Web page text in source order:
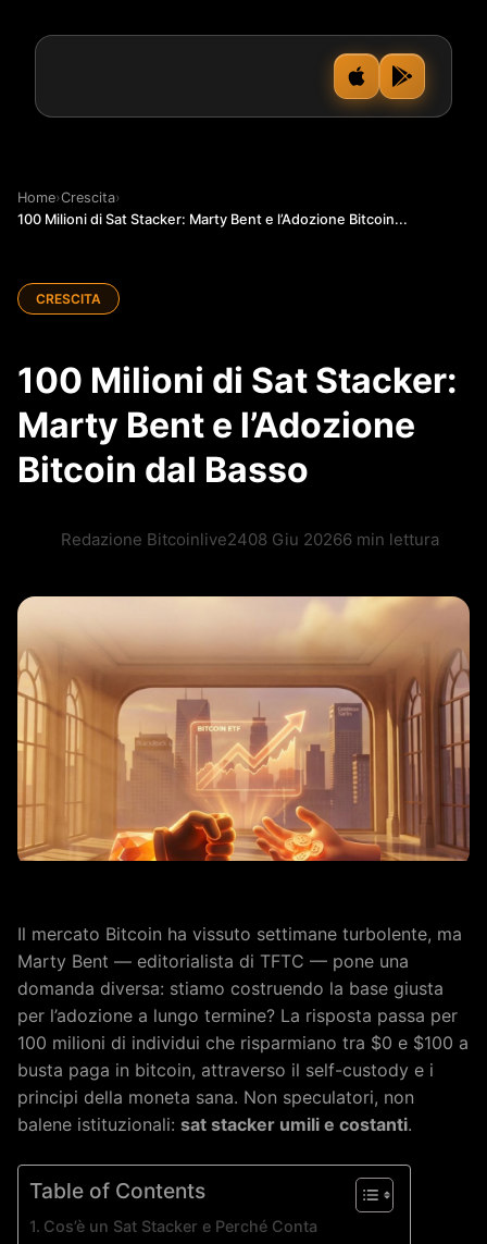
Home›Crescita›
100 Milioni di Sat Stacker: Marty Bent e l’Adozione Bitcoin...
CRESCITA
100 Milioni di Sat Stacker:
Marty Bent e l’Adozione
Bitcoin dal Basso
Redazione Bitcoinlive2408 Giu 20266 min lettura
Il mercato Bitcoin ha vissuto settimane turbolente, ma
Marty Bent — editorialista di TFTC — pone una
domanda diversa: stiamo costruendo la base giusta
per l’adozione a lungo termine? La risposta passa per
100 milioni di individui che risparmiano tra $0 e $100 a
busta paga in bitcoin, attraverso il self-custody e i
principi della moneta sana. Non speculatori, non
balene istituzionali: sat stacker umili e costanti.
Table of Contents
Cos’è un Sat Stacker e Perché Conta